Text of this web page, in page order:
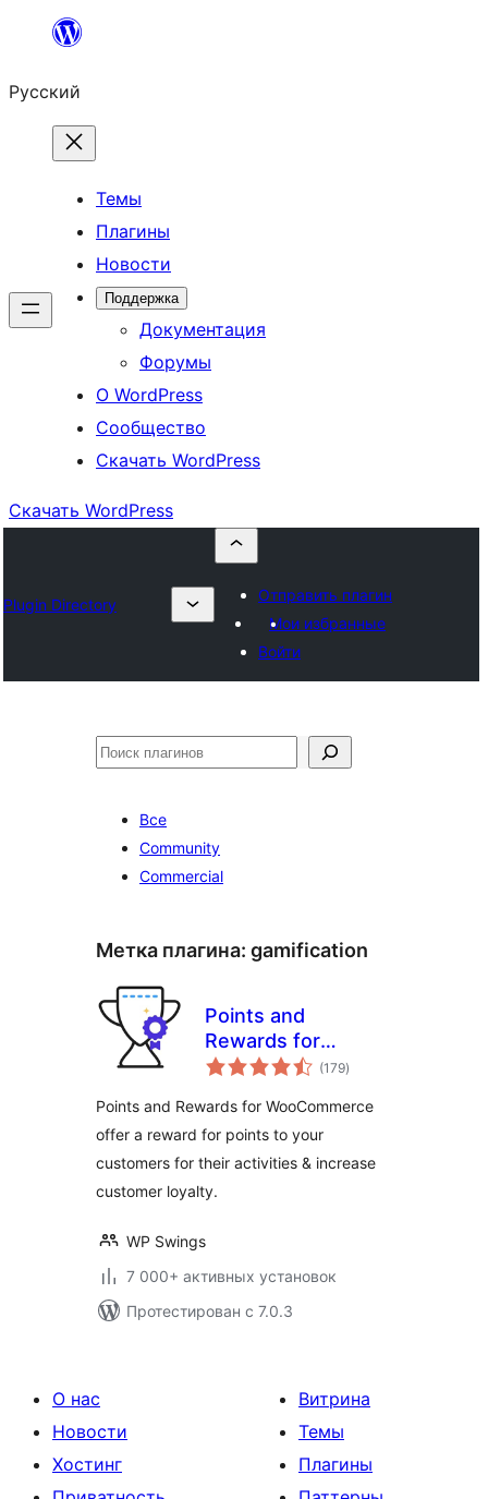
Перейти
содержимому
Русский
Темы
Плагины
Новости
Поддержка
Документация
Форумы
О WordPress
Сообщество
Скачать WordPress
Скачать WordPress
Plugin Directory
Отправить плагин
Мои избранные
Войти
Поиск
Все
Community
Commercial
Метка плагина: gamification
Points and
Rewards for
WooCommerce
(179общий
рейтинг
)
Points and Rewards for WooCommerce
offer a reward for points to your
customers for their activities & increase
customer loyalty.
WP Swings
7 000+ активных установок
Протестирован с 7.0.3
О нас
Новости
Хостинг
Витрина
Темы
Плагины